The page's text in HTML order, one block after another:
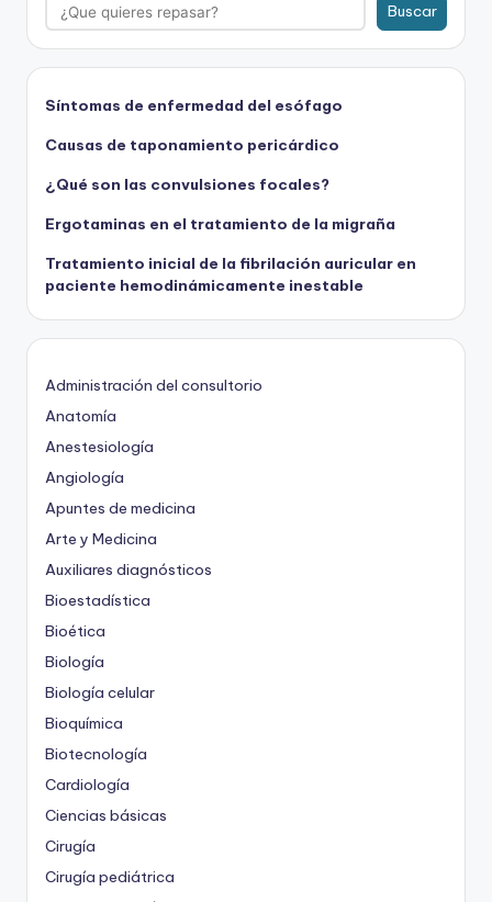
Buscar
Síntomas de enfermedad del esófago
Causas de taponamiento pericárdico
¿Qué son las convulsiones focales?
Ergotaminas en el tratamiento de la migraña
Tratamiento inicial de la fibrilación auricular en
paciente hemodinámicamente inestable
Administración del consultorio
Anatomía
Anestesiología
Angiología
Apuntes de medicina
Arte y Medicina
Auxiliares diagnósticos
Bioestadística
Bioética
Biología
Biología celular
Bioquímica
Biotecnología
Cardiología
Ciencias básicas
Cirugía
Cirugía pediátrica